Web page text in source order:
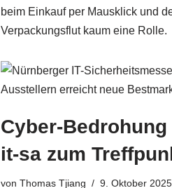
beim Einkauf per Mausklick und
Verpackungsflut kaum eine Rolle.
Cyber-
it-sa zum
von Thomas Tjiang 9. Oktober 2025